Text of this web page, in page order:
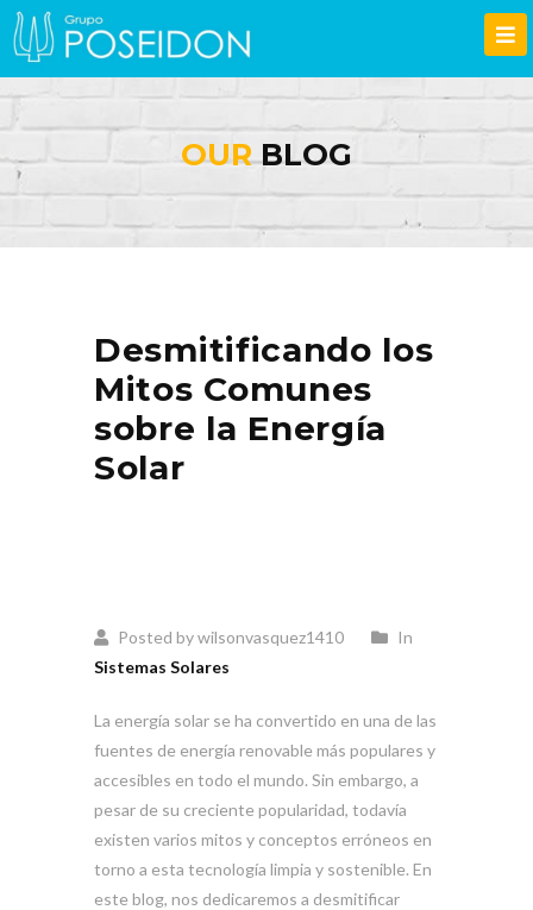
OURBLOG
Desmitificando los
Mitos Comunes
sobre la Energía
Solar
Posted by wilsonvasquez1410
In
Sistemas Solares
La energía solar se ha convertido en una de las
fuentes de energía renovable más populares y
accesibles en todo el mundo. Sin embargo, a
pesar de su creciente popularidad, todavía
existen varios mitos y conceptos erróneos en
torno a esta tecnología limpia y sostenible. En
este blog, nos dedicaremos a desmitificar